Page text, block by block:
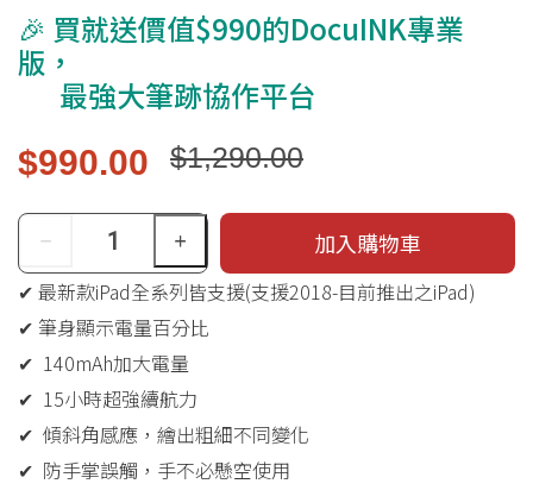
🎉 買就送價值$990的DocuINK專業
版，
最強大筆跡協作平台
$990.00 $1,290.00
加入購物車
✔ 最新款iPad全系列皆支援(支援2018-目前推出之iPad)
✔ 筆身顯示電量百分比
✔ 140mAh加大電量
✔ 15小時超強續航力
✔ 傾斜角感應，繪出粗細不同變化
✔ 防手掌誤觸，手不必懸空使用